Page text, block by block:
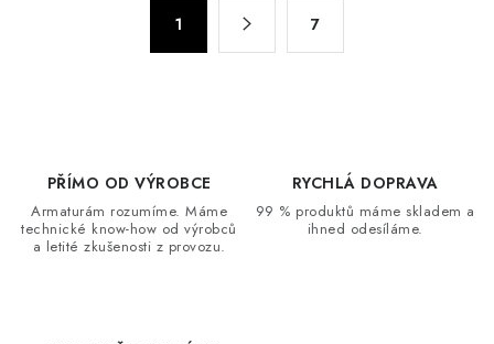
ká
1 7
PŘÍMO OD VÝROBCE
Armaturám rozumíme. Máme
technické know-how od výrobců
a letité zkušenosti z provozu.
RYCHLÁ DOPRAVA
99 % produktů máme skladem a
ihned odesíláme.